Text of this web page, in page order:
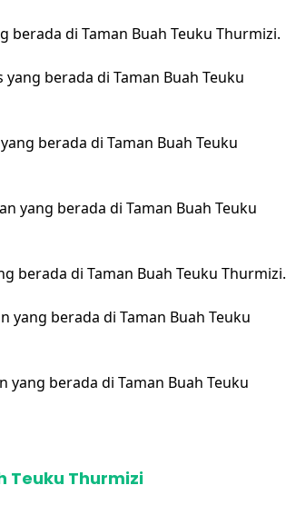
di Taman Buah Teuku Thurmizi.
berada di Taman Buah Teuku
berada di Taman Buah Teuku
yang berada di Taman Buah Teuku
berada di Taman Buah Teuku Thurmizi.
yang berada di Taman Buah Teuku
berada di Taman Buah Teuku
Teuku Thurmizi